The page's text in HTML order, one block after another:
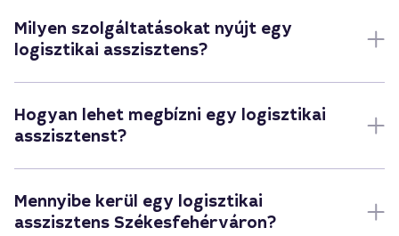
Milyen szolgáltatásokat nyújt egy
logisztikai asszisztens?
Hogyan lehet megbízni egy logisztikai
asszisztenst?
Mennyibe kerül egy logisztikai
asszisztens Székesfehérváron?